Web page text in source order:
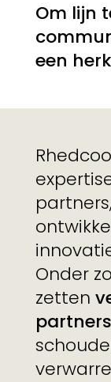
Om lijn
een
Onder
zetten
partners